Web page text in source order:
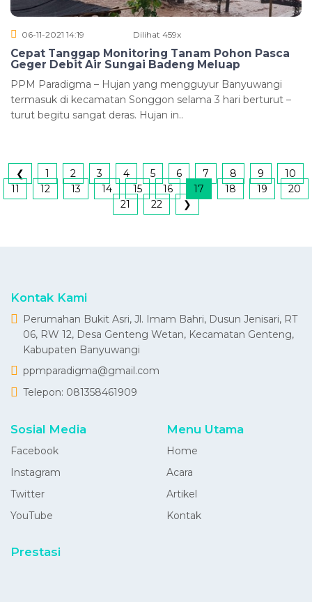
06-11-2021 14:19 Dilihat 459x
Cepat Tanggap Monitoring Tanam Pohon Pasca
Geger Debit Air Sungai Badeng Meluap
PPM Paradigma – Hujan yang mengguyur Banyuwangi
termasuk di kecamatan Songgon selama 3 hari berturut –
turut begitu sangat deras. Hujan in..
❮ 1 2 3 4 5 6 7 8 9
10
11
12 13 14 15 16 17 18 19
20
21
22 ❯
Kontak Kami
Perumahan Bukit Asri, Jl. Imam Bahri, Dusun Jenisari, RT
06, RW 12, Desa Genteng Wetan, Kecamatan Genteng,
Kabupaten Banyuwangi
ppmparadigma@gmail.com
Telepon: 081358461909
Sosial Media
Facebook
Instagram
Twitter
YouTube
Menu Utama
Home
Acara
Artikel
Kontak
Prestasi